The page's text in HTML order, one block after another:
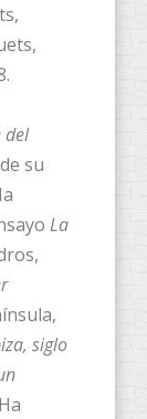
del
su
La
siglo